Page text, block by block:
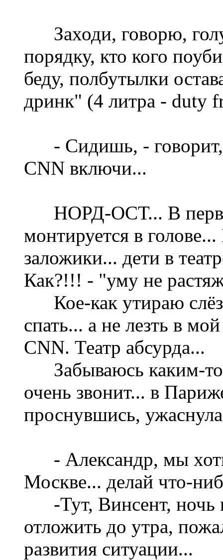
Заходи, говорю,
порядку, кто кого
беду, полбутылки
дринк" (4 литра - duty
- Сидишь, - говорит,
CNN включи...
НОРД-ОСТ... В
монтируется в
заложики... дети в
Как?!!! - "уму не
Кое-как утираю
спать... а не лезть в
CNN. Театр абсурда...
Забываюсь каким-
очень звонит... в
проснувшись,
- Александр, мы
Москве... делай что-
-Тут, Винсент, ночь
отложить до утра,
развития ситуации...